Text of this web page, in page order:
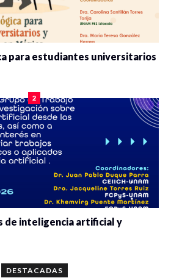
para estudiantes universitarios
2
de inteligencia artificial y
DESTACADAS